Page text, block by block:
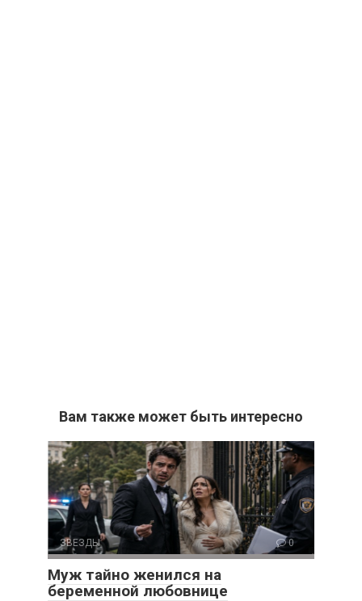
Вам также может быть интересно
ЗВЕЗДЫ 0
Муж тайно женился на
беременной любовнице